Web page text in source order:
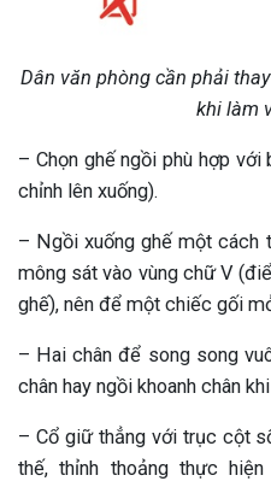
Dân văn phòng cần phải
khi làm
– Chọn ghế ngồi phù hợp
chỉnh lên xuống).
– Ngồi xuống ghế một cách
mông sát vào vùng chữ V
ghế), nên để một chiếc gối
– Hai chân để song song
chân hay ngồi khoanh chân
– Cổ giữ thẳng với trục cột
thế, thỉnh thoảng thực